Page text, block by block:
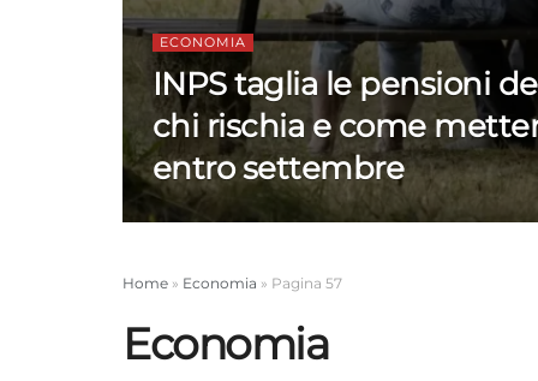
ECONOMIA
INPS taglia le pensioni
chi rischia e come
entro settembre
Home » Economia » Pagina 57
Economia